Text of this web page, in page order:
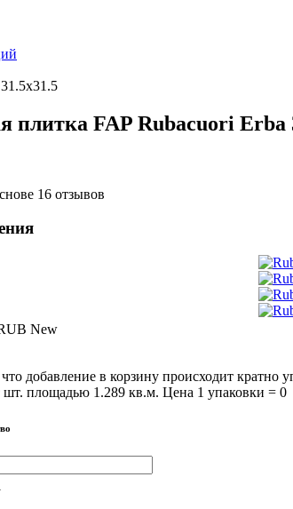
плитка FAP Rubacuori Erba
16 отзывов
New
добавление в корзину происходит кратно
шт. площадью 1.289 кв.м. Цена 1 упаковки = 0